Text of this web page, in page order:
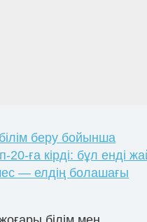
беру бойынша
20-ға кірді: бұл енді
— елдің болашағы